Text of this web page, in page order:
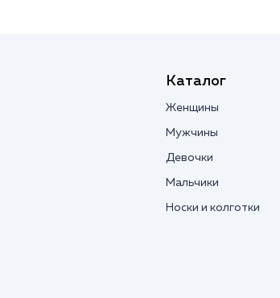
Каталог
Женщины
Мужчины
Девочки
Мальчики
Носки и колготки